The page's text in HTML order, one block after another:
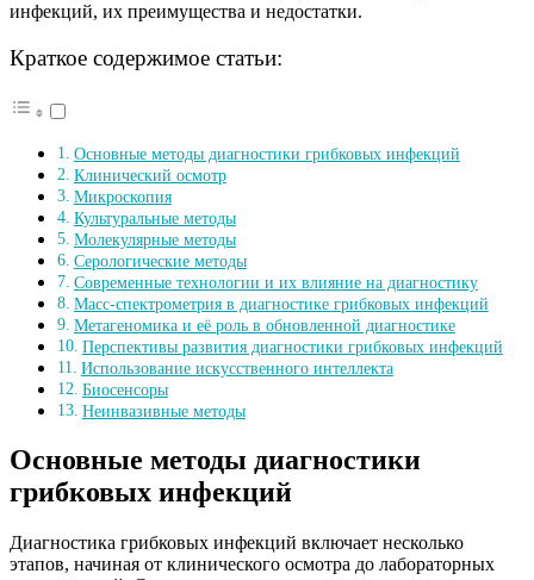
инфекций, их преимущества и недостатки.
Краткое содержимое статьи:
Основные методы диагностики грибковых инфекций
Клинический осмотр
Микроскопия
Культуральные методы
Молекулярные методы
Серологические методы
Современные технологии и их влияние на диагностику
Масс-спектрометрия в диагностике грибковых инфекций
Метагеномика и её роль в обновленной диагностике
Перспективы развития диагностики грибковых инфекций
Использование искусственного интеллекта
Биосенсоры
Неинвазивные методы
Основные методы диагностики
грибковых инфекций
Диагностика грибковых инфекций включает несколько
этапов, начиная от клинического осмотра до лабораторных